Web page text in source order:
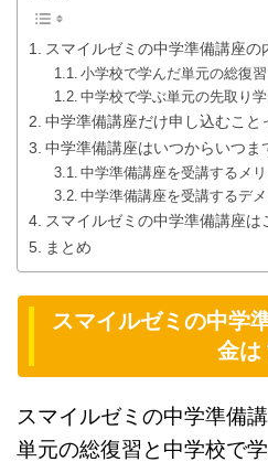
スマイルゼミの中学準備講座の
小学校で学んだ単元の総復習
中学校で学ぶ単元の先取り
中学準備講座だけ申し込むこと
中学準備講座はいつからいつま
中学準備講座を受講するメ
中学準備講座を受講するデ
スマイルゼミの中学準備講座は
まとめ
スマイルゼミの中学
金は
スマイルゼミの中学準備
単元の総復習と中学校で